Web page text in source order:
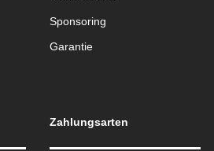
Sponsoring
Garantie
Zahlungsarten